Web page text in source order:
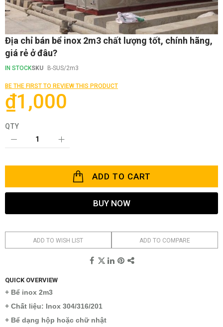
Skip
the
of
images
gallery
Địa chỉ bán bể inox 2m3 chất lượng tốt, chính hãng,
giá rẻ ở đâu?
IN STOCKSKU B-SUS/2m3
BE THE FIRST TO REVIEW THIS PRODUCT
₫1,000
QTY
ADD TO CART
BUY NOW
ADD TO WISH LIST ADD TO COMPARE
QUICK OVERVIEW
+ Bể inox 2m3
+ Chất liệu: Inox 304/316/201
+ Bể dạng hộp hoặc chữ nhật